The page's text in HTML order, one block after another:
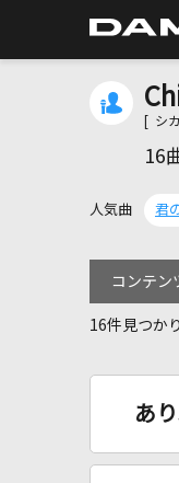
[ シ
16
人気曲
コンテン
16件見つか
あ